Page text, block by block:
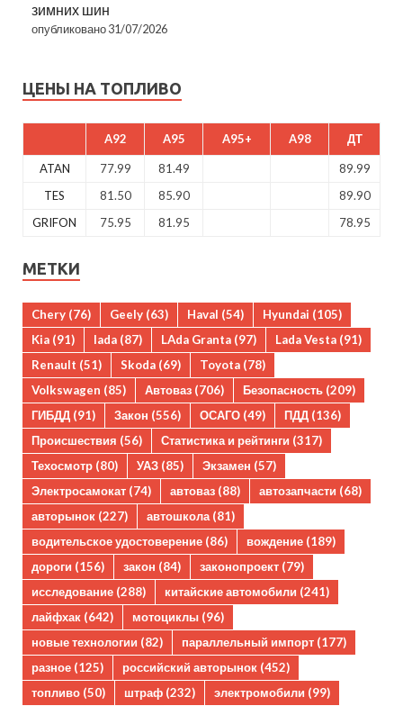
зимних шин
опубликовано 31/07/2026
ЦЕНЫ НА ТОПЛИВО
A92 A95 A95+ A98 ДТ
ATAN 77.99 81.49
89.99
TES
81.50 85.90
89.90
GRIFON
75.95 81.95 78.95
МЕТКИ
Chery (76) Geely (63) Haval (54) Hyundai (105)
Kia (91) lada (87) LAda Granta (97) Lada Vesta (91)
Renault (51) Skoda (69) Toyota (78)
Volkswagen (85) Автоваз (706) Безопасность (209)
ГИБДД (91) Закон (556) ОСАГО (49) ПДД (136)
Происшествия (56) Статистика и рейтинги (317)
Техосмотр (80) УАЗ (85) Экзамен (57)
Электросамокат (74) автоваз (88) автозапчасти (68)
авторынок (227) автошкола(81)
водительское удостоверение (86) вождение (189)
дороги (156) закон (84) законопроект (79)
исследование (288) китайские автомобили (241)
лайфхак (642) мотоциклы (96)
новые технологии (82) параллельный импорт (177)
разное (125) российский авторынок (452)
топливо (50) штраф (232) электромобили (99)